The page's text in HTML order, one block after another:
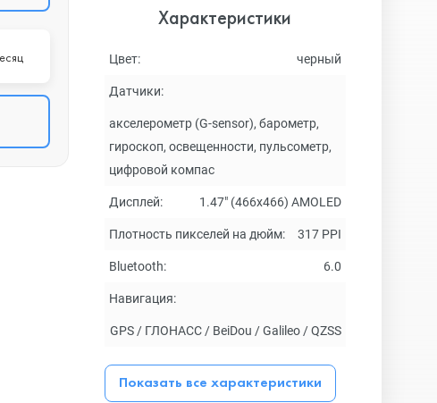
Характеристики
Цвет: черный
Датчики:
акселерометр (G-sensor), барометр,
гироскоп, освещенности, пульсометр,
цифровой компас
Дисплей: 1.47" (466х466) AMOLED
Плотность пикселей на дюйм: 317 PPI
Bluetooth: 6.0
Навигация:
GPS / ГЛОНАСС / BeiDou / Galileo / QZSS
Показать все характеристики